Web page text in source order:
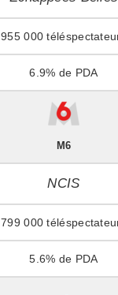
955 000
6.9%
M6
NCIS
799 000
5.6%